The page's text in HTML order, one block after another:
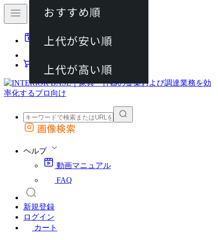
動画マニュアル
カート
外部サイトの商品をカートに追加
画像検索
ヘルプ
動画マニュアル
FAQ
新規登録
ログイン
カート
おすすめ順
上代が安い順
上代が高い順